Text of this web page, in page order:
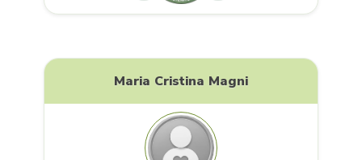
Maria Cristina Magni